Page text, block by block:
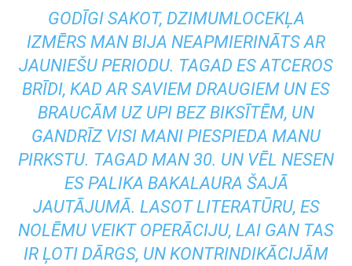
GODĪGI SAKOT, DZIMUMLOCEKĻA
IZMĒRS MAN BIJA NEAPMIERINĀTS AR
JAUNIEŠU PERIODU. TAGAD ES ATCEROS
BRĪDI, KAD AR SAVIEM DRAUGIEM UN ES
BRAUCĀM UZ UPI BEZ BIKSĪTĒM, UN
GANDRĪZ VISI MANI PIESPIEDA MANU
PIRKSTU. TAGAD MAN 30. UN VĒL NESEN
ES PALIKA BAKALAURA ŠAJĀ
JAUTĀJUMĀ. LASOT LITERATŪRU, ES
NOLĒMU VEIKT OPERĀCIJU, LAI GAN TAS
IR ĻOTI DĀRGS, UN KONTRINDIKĀCIJĀM